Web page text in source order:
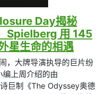
Day揭秘
Spielberg 用 145
星生命的相遇
，大牌导演执导的巨片纷
上周介绍的由
巨制《The Odyssey奥德